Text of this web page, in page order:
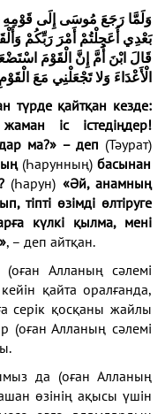
وَلَمَّا رَجَعَ مُوسَى إِلَى قَوْمِهِ
بَعْدِي أَعَجِلْتُمْ أَمْرَ رَبِّكُمْ
قَالَ ابْنَ أُمَّ إِنَّ الْقَوْمَ
الْأَعْدَاءَ وَلا تَجْعَلْنِي مَعَ الْقَوْمِ
түрде қайтқан кезде:
іс істедіңдер!
ма?» – деп (Тәурат)
(Һарунның) басынан
(Һарун) «Әй, анамның
өзімді өлтіруге
күлкі қылма, мені
, – деп айтқан.
Алланың сәлемі
қайта оралғанда,
серік қосқаны жайлы
(оған Алланың сәлемі
да (оған Алланың
өзінің ақысы үшін